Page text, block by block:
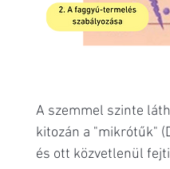
A szemmel szinte
kitozán a "mikrótűk"
és ott közvetlenül